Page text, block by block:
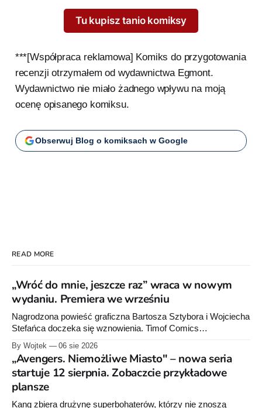
Tu kupisz tanio komiksy
***[Współpraca reklamowa] Komiks do przygotowania
recenzji otrzymałem od wydawnictwa Egmont.
Wydawnictwo nie miało żadnego wpływu na moją
ocenę opisanego komiksu.
Obserwuj Blog o komiksach w Google
READ MORE
„Wróć do mnie, jeszcze raz” wraca w nowym
wydaniu. Premiera we wrześniu
Nagrodzona powieść graficzna Bartosza Sztybora i Wojciecha
Stefańca doczeka się wznowienia. Timof Comics
raz”, którego pierwsze wydanie ukazało się w 2015 roku.
By Wojtek 06 sie 2026
„Avengers. Niemożliwe Miasto" – nowa seria
startuje 12 sierpnia. Zobaczcie przykładowe
plansze
Kang zbiera drużynę superbohaterów, którzy nie znoszą